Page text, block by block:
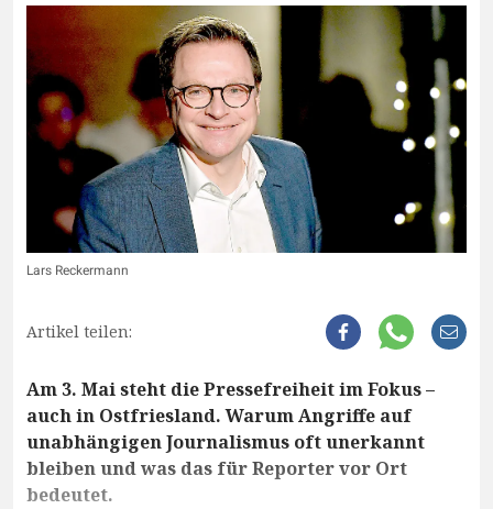
Lars Reckermann
Artikel teilen:
Am 3. Mai steht die Pressefreiheit im Fokus –
auch in Ostfriesland. Warum Angriffe auf
unabhängigen Journalismus oft unerkannt
bleiben und was das für Reporter vor Ort
bedeutet.